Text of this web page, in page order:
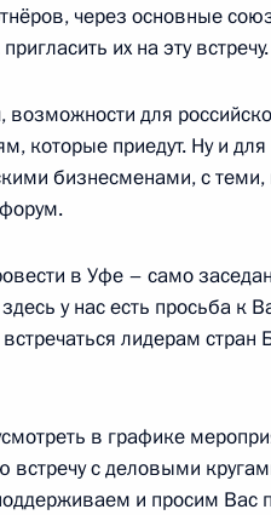
эффективности
географического
через основные
их на эту встречу.
для
которые приедут. Ну и
бизнесменами, с теми,
в Уфе – само
у нас есть просьба к
лидерам
в графике
встречу с деловыми
и просим Вас